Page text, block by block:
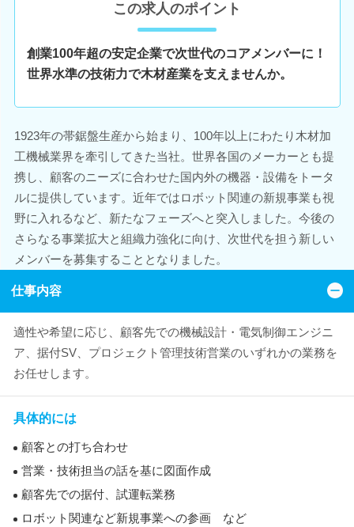
この求人のポイント
創業100年超の安定企業で次世代のコアメンバーに！
世界水準の技術力で木材産業を支えませんか。
1923年の帯鋸盤生産から始まり、100年以上にわたり木材加
工機械業界を牽引してきた当社。世界各国のメーカーとも提
携し、顧客のニーズに合わせた国内外の機器・設備をトータ
ルに提供しています。近年ではロボット関連の新規事業も視
野に入れるなど、新たなフェーズへと突入しました。今後の
さらなる事業拡大と組織力強化に向け、次世代を担う新しい
メンバーを募集することとなりました。
仕事内容
適性や希望に応じ、顧客先での機械設計・電気制御エンジニ
ア、据付SV、プロジェクト管理技術営業のいずれかの業務を
お任せします。
具体的には
顧客との打ち合わせ
営業・技術担当の話を基に図面作成
顧客先での据付、試運転業務
ロボット関連など新規事業への参画 など